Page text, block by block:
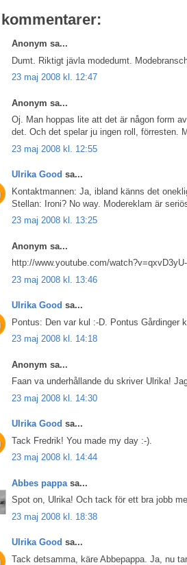
kommentarer:
Anonym sa...
Dumt. Riktigt jävla modedumt.
23 maj 2008 kl. 12:47
Anonym sa...
Oj. Man hoppas lite att det är någon form
det. Och det spelar ju ingen roll, förresten.
23 maj 2008 kl. 12:55
Ulrika Good sa...
Kontaktmannen: Ja, ibland känns det
Stellan: Ironi? No way. Modereklam är
23 maj 2008 kl. 13:25
Anonym sa...
http://www.youtube.com/
23 maj 2008 kl. 13:46
Ulrika Good sa...
Pontus: Den var kul :-D. Pontus Gårdinger
23 maj 2008 kl. 14:18
Anonym sa...
Faan va underhållande du skriver Ulrika!
23 maj 2008 kl. 14:30
Ulrika Good sa...
Tack Fredrik! You made my day :-).
23 maj 2008 kl. 14:44
Abbes pappa sa...
Spot on, Ulrika! Och tack för ett bra jobb
23 maj 2008 kl. 18:38
Ulrika Good sa...
Tack detsamma, käre Abbepappa. Ja, nu